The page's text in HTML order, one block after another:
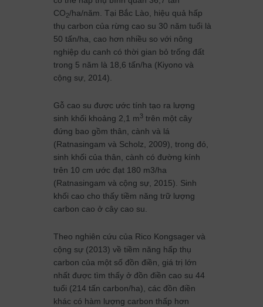
CO2/ha/năm. Tại Bắc Lào, hiệu quả hấp
thụ carbon của rừng cao su 30 năm tuổi là
50 tấn/ha, cao hơn nhiều so với nông
nghiệp du canh có thời gian bỏ trống đất
trong 5 năm là 18,6 tấn/ha (Kiyono và
cộng sự, 2014).
Gỗ cao su được ước tính tạo ra lượng
sinh khối khoảng 2,1 m3 trên một cây
đứng bao gồm thân, cành và lá
(Ratnasingam và Scholz, 2009), trong đó,
sinh khối của thân, cành có đường kính
trên 10 cm ước đạt 180 m3/ha
(Ratnasingam và cộng sự, 2015). Sinh
khối cao cho thấy tiềm năng trữ lượng
carbon cao ở cây cao su.
Theo nghiên cứu của Rico Kongsager và
cộng sự (2013) về tiềm năng hấp thụ
carbon của một số đồn điền, giá trị lớn
nhất được tìm thấy ở đồn điền cao su 44
tuổi (214 tấn carbon/ha), các đồn điền
khác có hàm lượng carbon thấp hơn